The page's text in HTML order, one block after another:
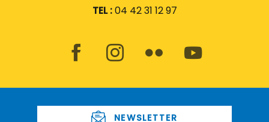
TEL :04 42 31 12 97
NEWSLETTER